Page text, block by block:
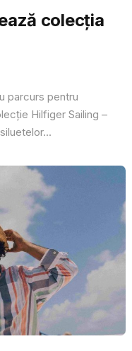
colecția
parcurs pentru
Hilfiger Sailing –